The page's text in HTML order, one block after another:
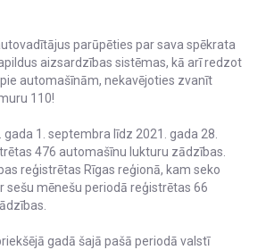
parūpēties par sava spēkrata
aizsardzības sistēmas, kā arī redzot
automašīnām, nekavējoties zvanīt
110!
gada 1. septembra līdz 2021. gada 28.
476 automašīnu lukturu zādzības.
reģistrētas Rīgas reģionā, kam seko
sešu mēnešu periodā reģistrētas 66
gadā šajā pašā periodā valstī